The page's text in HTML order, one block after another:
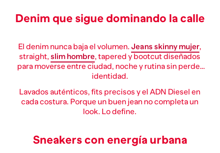
Denim que sigue dominando la calle
El denim nunca baja el volumen.Jeans skinny mujer,
straight,slim hombre, tapered y bootcut diseñados
para moverse entre ciudad, noche y rutina sin perder
identidad.
Lavados auténticos, fits precisos y el ADN Diesel en
cada costura. Porque un buen jean no completa un
look. Lo define.
Sneakers con energía urbana